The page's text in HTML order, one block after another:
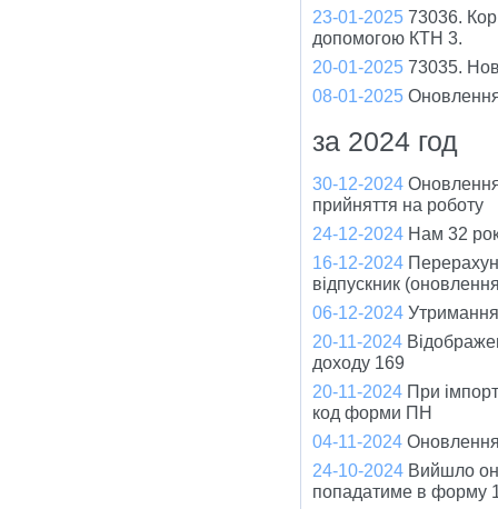
23-01-2025 73036.
допомогою КТН 3.
20-01-2025 73035.
08-01-2025
за 2024 год
30-12-2024
прийняття на роботу
24-12-2024 Нам 32
16-12-2024
відпускник
06-12-2024 Утримання
20-11-2024
доходу 169
20-11-2024 При
код форми ПН
04-11-2024
24-10-2024 Вийшло
попадатиме в форму